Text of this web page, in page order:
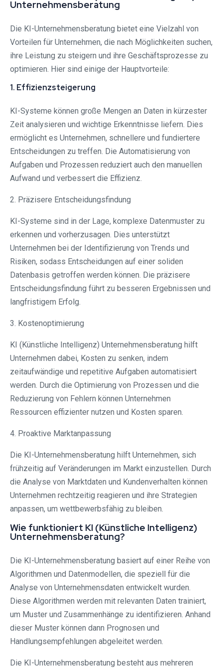
Unternehmensberatung
Die KI-Unternehmensberatung bietet eine Vielzahl von
Vorteilen für Unternehmen, die nach Möglichkeiten suchen,
ihre Leistung zu steigern und ihre Geschäftsprozesse zu
optimieren. Hier sind einige der Hauptvorteile:
1. Effizienzsteigerung
KI-Systeme können große Mengen an Daten in kürzester
Zeit analysieren und wichtige Erkenntnisse liefern. Dies
ermöglicht es Unternehmen, schnellere und fundiertere
Entscheidungen zu treffen. Die Automatisierung von
Aufgaben und Prozessen reduziert auch den manuellen
Aufwand und verbessert die Effizienz.
2. Präzisere Entscheidungsfindung
KI-Systeme sind in der Lage, komplexe Datenmuster zu
erkennen und vorherzusagen. Dies unterstützt
Unternehmen bei der Identifizierung von Trends und
Risiken, sodass Entscheidungen auf einer soliden
Datenbasis getroffen werden können. Die präzisere
Entscheidungsfindung führt zu besseren Ergebnissen und
langfristigem Erfolg.
3. Kostenoptimierung
KI (Künstliche Intelligenz) Unternehmensberatung hilft
Unternehmen dabei, Kosten zu senken, indem
zeitaufwändige und repetitive Aufgaben automatisiert
werden. Durch die Optimierung von Prozessen und die
Reduzierung von Fehlern können Unternehmen
Ressourcen effizienter nutzen und Kosten sparen.
4. Proaktive Marktanpassung
Die KI-Unternehmensberatung hilft Unternehmen, sich
frühzeitig auf Veränderungen im Markt einzustellen. Durch
die Analyse von Marktdaten und Kundenverhalten können
Unternehmen rechtzeitig reagieren und ihre Strategien
anpassen, um wettbewerbsfähig zu bleiben.
Wie funktioniert KI (Künstliche Intelligenz)
Unternehmensberatung?
Die KI-Unternehmensberatung basiert auf einer Reihe von
Algorithmen und Datenmodellen, die speziell für die
Analyse von Unternehmensdaten entwickelt wurden.
Diese Algorithmen werden mit relevanten Daten trainiert,
um Muster und Zusammenhänge zu identifizieren. Anhand
dieser Muster können dann Prognosen und
Handlungsempfehlungen abgeleitet werden.
Die KI-Unternehmensberatung besteht aus mehreren